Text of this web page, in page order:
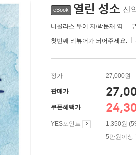
eBook 열린 성소 신
니콜라스 무어 저/박문재 역
첫번째 리뷰어가 되어주세요.
정가 27,000원
판매가
쿠폰혜택가
YES포인트
1,350원
5만원이상